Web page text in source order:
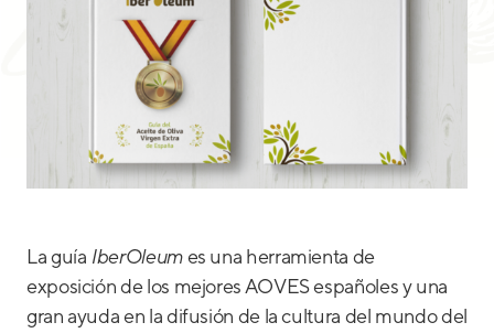
La guía IberOleumes una herramienta de
exposición de los mejores AOVES españoles y una
gran ayuda en la difusión de la cultura del mundo del